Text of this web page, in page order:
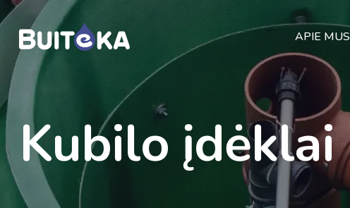
APIE MUS
Kubilo įdėklai